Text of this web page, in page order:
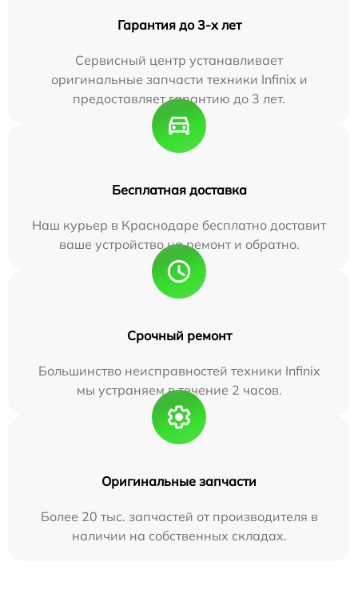
Гарантия до 3-х лет
Сервисный центр устанавливает
оригинальные запчасти техники Infinix и
предоставляет гарантию до 3 лет.
Бесплатная доставка
Наш курьер в Краснодаре бесплатно доставит
ваше устройство на ремонт и обратно.
Срочный ремонт
Большинство неисправностей техники Infinix
мы устраняем в течение 2 часов.
Оригинальные запчасти
Более 20 тыс. запчастей от производителя в
наличии на собственных складах.